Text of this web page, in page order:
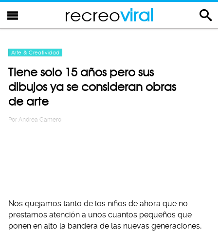
recreoviral
Arte & Creatividad
Tiene solo 15 años pero sus
dibujos ya se consideran obras
de arte
Por Andrea Gamero
Nos quejamos tanto de los niños de ahora que no
prestamos atención a unos cuantos pequeños que
ponen en alto la bandera de las nuevas generaciones,